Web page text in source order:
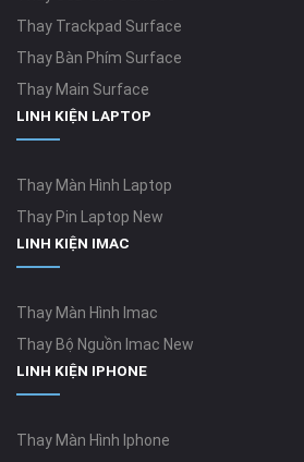
Thay Trackpad Surface
Thay Bàn Phím Surface
Thay Main Surface
LINH KIỆN LAPTOP
Thay Màn Hình Laptop
Thay Pin Laptop New
LINH KIỆN IMAC
Thay Màn Hình Imac
Thay Bộ Nguồn Imac New
LINH KIỆN IPHONE
Thay Màn Hình Iphone